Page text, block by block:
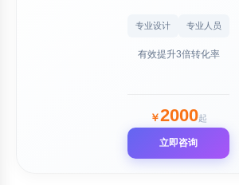
专业设计 专业人员
有效提升3倍转化率
￥2000起
立即咨询